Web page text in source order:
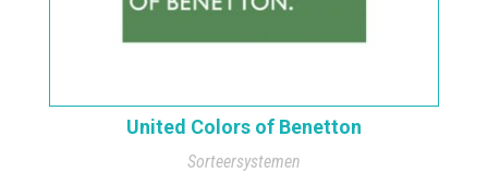
United Colors of Benetton
Sorteersystemen